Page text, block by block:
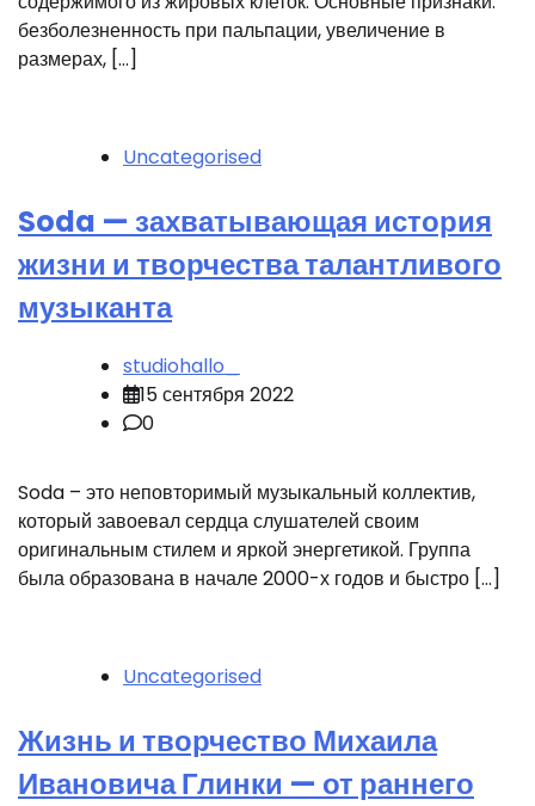
безболезненность при пальпации, увеличение в
размерах, […]
Uncategorised
Soda — захватывающая история
жизни и творчества талантливого
музыканта
studiohallo_
15 сентября 2022
0
Soda – это неповторимый музыкальный коллектив,
который завоевал сердца слушателей своим
оригинальным стилем и яркой энергетикой. Группа
была образована в начале 2000-х годов и быстро […]
Uncategorised
Жизнь и творчество Михаила
Ивановича Глинки — от раннего